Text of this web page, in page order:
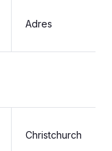
Adres
Christchurch